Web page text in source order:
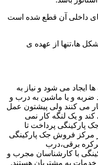
داخلی آن قطع شده است
ها،تنها از عهده ی
ایجاد می شود و نیاز به
ضربه و یا ماشین به درب و
می کنند ولی پیشتون عمل
و یک لنگه کار نمی
پارکینگی پرداخت تا
فروش جک پارکینگی
برقی،درب
با کارشناسان مجرب و
خدمات به مشتریان هستند.